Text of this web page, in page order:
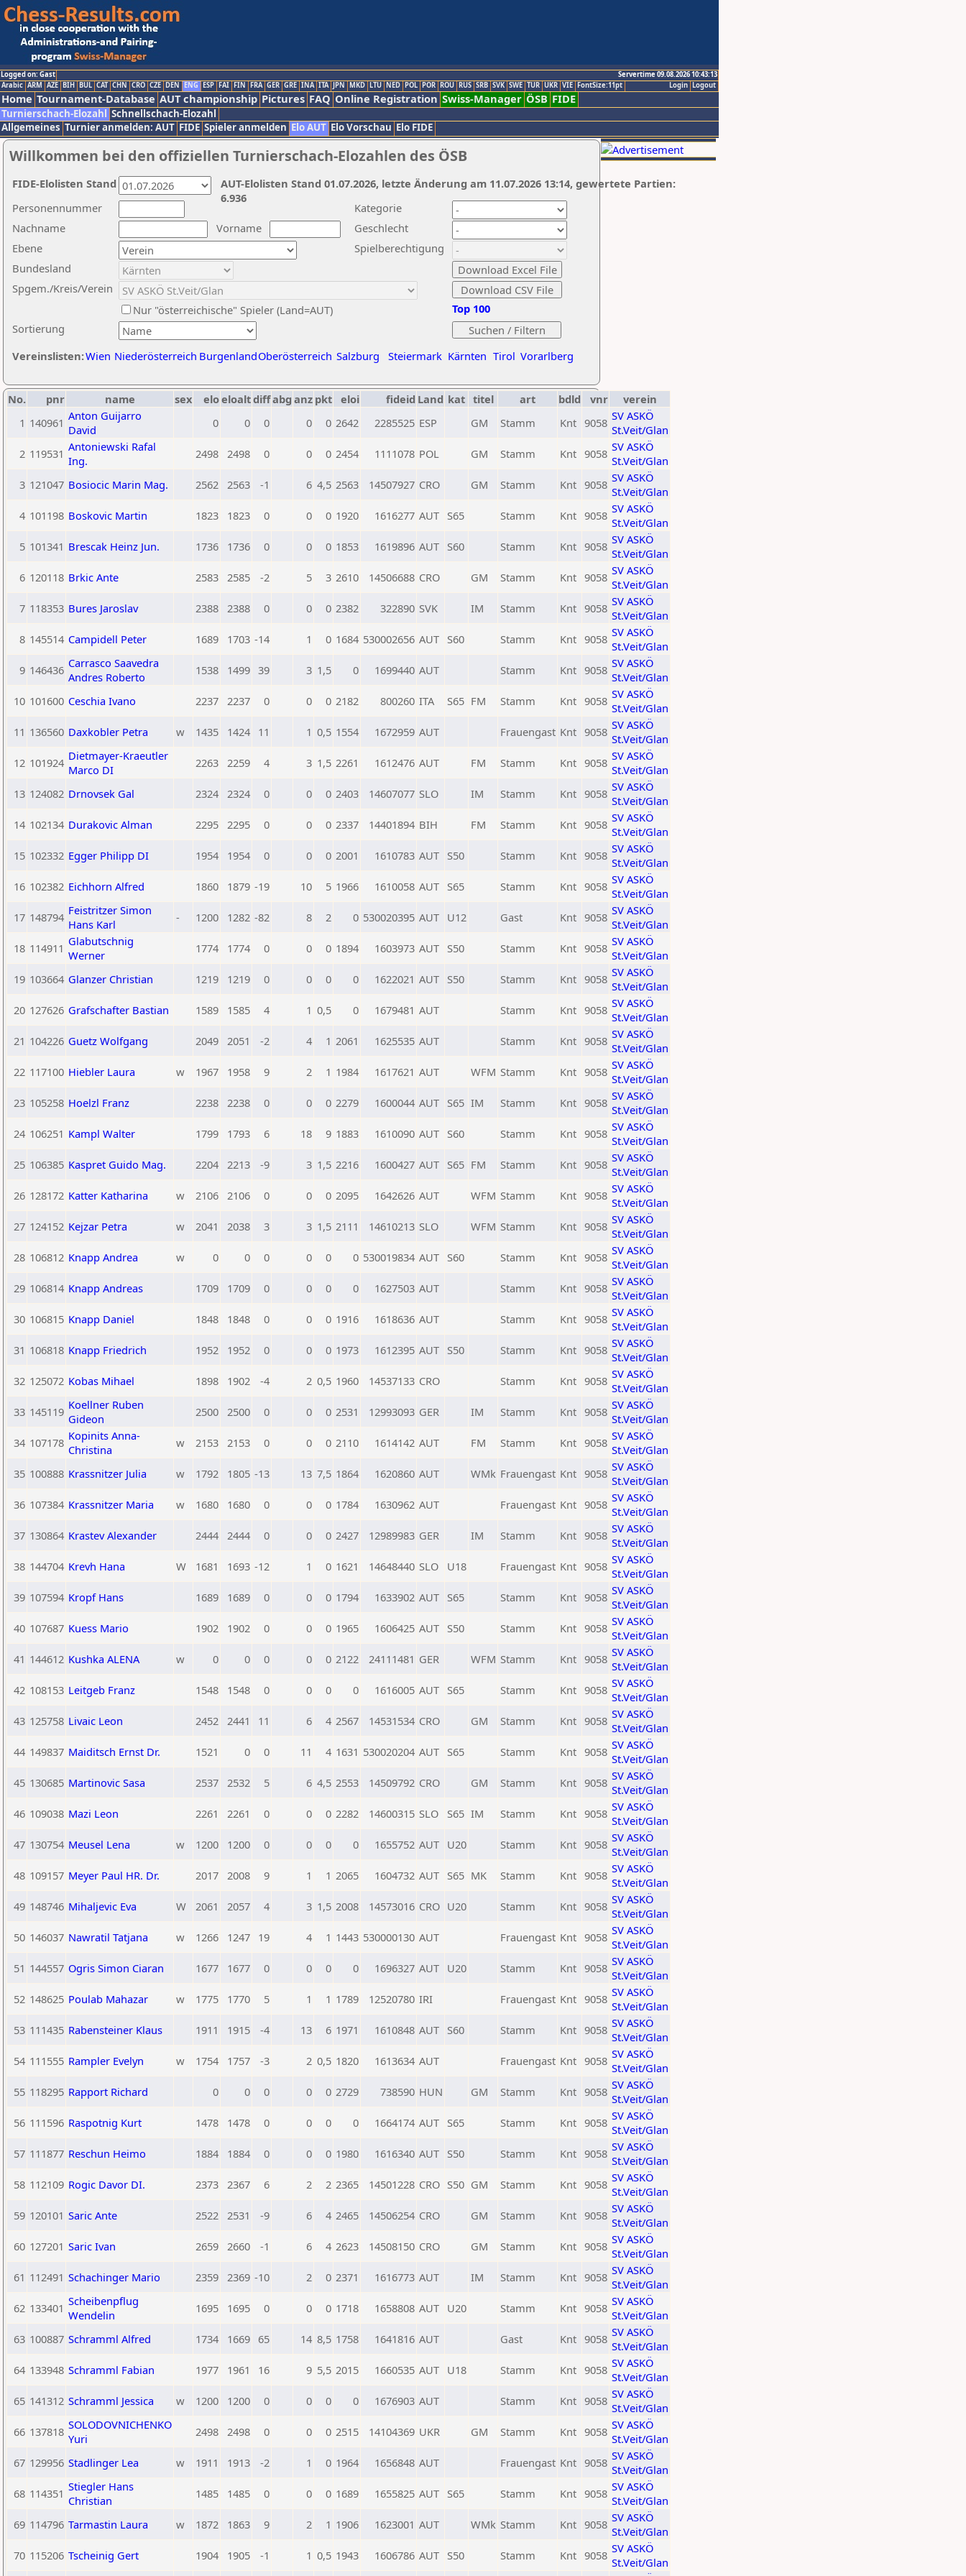
Logged on: Gast
Servertime 09.08.2026 10:43:13
Logout
Login
Arabic ARM AZE BIH BUL CAT CHN CRO CZE DEN ENG ESP FAI FIN FRA GER GRE INA ITA JPN MKD LTU NED POL POR ROU RUS SRB SVK SWE TUR UKR VIE FontSize:11pt
Home Tournament-Database AUT championship Pictures FAQ Online Registration Swiss-Manager ÖSB FIDE
Turnierschach-Elozahl Schnellschach-Elozahl
Allgemeines Turnier anmelden: AUT FIDE Spieler anmelden Elo AUT Elo Vorschau Elo FIDE
Willkommen bei den offiziellen Turnierschach-Elozahlen des ÖSB
Nachname
Vorname
Ebene
Kategorie
Sortierung
Personennummer
Bundesland
Spgem./Kreis/Verein
Geschlecht
Nur "österreichische" Spieler (Land=AUT)
Spielberechtigung
Vereinslisten:Wien Niederösterreich BurgenlandOberösterreich Salzburg Steiermark Kärnten Tirol Vorarlberg
Top 100
AUT-Elolisten Stand 01.07.2026, letzte Änderung am 11.07.2026 13:14, gewertete Partien:
6.936
FIDE-Elolisten Stand
No. pnr name sex eloeloaltdiffabg anz pkt eloi fideid Land kat titel art bdld vnr
verein
1 140961 Anton Guijarro
David
0 0 0 0 0 2642 2285525 ESP GM Stamm Knt 9058 SV ASKÖ
St.Veit/Glan
2 119531 Antoniewski Rafal
Ing.
2498 2498 0 0 0 2454 1111078 POL GM Stamm Knt 9058 SV ASKÖ
St.Veit/Glan
3 121047 Bosiocic Marin Mag. 2562 2563 -1 6 4,5 2563 14507927 CRO GM Stamm Knt 9058 SV ASKÖ
St.Veit/Glan
4 101198 Boskovic Martin 1823 1823 0 0 0 1920 1616277 AUT S65 Stamm Knt 9058 SV ASKÖ
St.Veit/Glan
5 101341 Brescak Heinz Jun. 1736 1736 0 0 0 1853 1619896 AUT S60 Stamm Knt 9058 SV ASKÖ
St.Veit/Glan
6 120118 Brkic Ante 2583 2585 -2 5 3 2610 14506688 CRO GM Stamm Knt 9058 SV ASKÖ
St.Veit/Glan
7 118353 Bures Jaroslav 2388 2388 0 0 0 2382 322890 SVK IM Stamm Knt 9058 SV ASKÖ
St.Veit/Glan
8 145514 Campidell Peter 1689 1703 -14 1 0 1684 530002656 AUT S60 Stamm Knt 9058 SV ASKÖ
St.Veit/Glan
9 146436 Carrasco Saavedra
Andres Roberto
1538 1499 39 3 1,5 0 1699440 AUT Stamm Knt 9058 SV ASKÖ
St.Veit/Glan
10 101600 Ceschia Ivano 2237 2237 0 0 0 2182 800260 ITA S65 FM Stamm Knt 9058 SV ASKÖ
St.Veit/Glan
11 136560 Daxkobler Petra w 1435 1424 11 1 0,5 1554 1672959 AUT Frauengast Knt 9058 SV ASKÖ
St.Veit/Glan
12 101924 Dietmayer-Kraeutler
Marco DI
2263 2259 4 3 1,5 2261 1612476 AUT FM Stamm Knt 9058 SV ASKÖ
St.Veit/Glan
13 124082 Drnovsek Gal 2324 2324 0 0 0 2403 14607077 SLO IM Stamm Knt 9058 SV ASKÖ
St.Veit/Glan
14 102134 Durakovic Alman 2295 2295 0 0 0 2337 14401894 BIH FM Stamm Knt 9058 SV ASKÖ
St.Veit/Glan
15 102332 Egger Philipp DI 1954 1954 0 0 0 2001 1610783 AUT S50 Stamm Knt 9058 SV ASKÖ
St.Veit/Glan
16 102382 Eichhorn Alfred 1860 1879 -19 10 5 1966 1610058 AUT S65 Stamm Knt 9058 SV ASKÖ
St.Veit/Glan
17 148794 Feistritzer Simon
Hans Karl
- 1200 1282 -82 8 2 0 530020395 AUT U12 Gast Knt 9058 SV ASKÖ
St.Veit/Glan
18 114911 Glabutschnig
Werner
1774 1774 0 0 0 1894 1603973 AUT S50 Stamm Knt 9058 SV ASKÖ
St.Veit/Glan
19 103664 Glanzer Christian 1219 1219 0 0 0 0 1622021 AUT S50 Stamm Knt 9058 SV ASKÖ
St.Veit/Glan
20 127626 Grafschafter Bastian 1589 1585 4 1 0,5 0 1679481 AUT Stamm Knt 9058 SV ASKÖ
St.Veit/Glan
21 104226 Guetz Wolfgang 2049 2051 -2 4 1 2061 1625535 AUT Stamm Knt 9058 SV ASKÖ
St.Veit/Glan
22 117100 Hiebler Laura w 1967 1958 9 2 1 1984 1617621 AUT WFM Stamm Knt 9058 SV ASKÖ
St.Veit/Glan
23 105258 Hoelzl Franz 2238 2238 0 0 0 2279 1600044 AUT S65 IM Stamm Knt 9058 SV ASKÖ
St.Veit/Glan
24 106251 Kampl Walter 1799 1793 6 18 9 1883 1610090 AUT S60 Stamm Knt 9058 SV ASKÖ
St.Veit/Glan
25 106385 Kaspret Guido Mag. 2204 2213 -9 3 1,5 2216 1600427 AUT S65 FM Stamm Knt 9058 SV ASKÖ
St.Veit/Glan
26 128172 Katter Katharina w 2106 2106 0 0 0 2095 1642626 AUT WFM Stamm Knt 9058 SV ASKÖ
St.Veit/Glan
27 124152 Kejzar Petra w 2041 2038 3 3 1,5 2111 14610213 SLO WFM Stamm Knt 9058 SV ASKÖ
St.Veit/Glan
28 106812 Knapp Andrea w 0 0 0 0 0 0 530019834 AUT S60 Stamm Knt 9058 SV ASKÖ
St.Veit/Glan
29 106814 Knapp Andreas 1709 1709 0 0 0 0 1627503 AUT Stamm Knt 9058 SV ASKÖ
St.Veit/Glan
30 106815 Knapp Daniel 1848 1848 0 0 0 1916 1618636 AUT Stamm Knt 9058 SV ASKÖ
St.Veit/Glan
31 106818 Knapp Friedrich 1952 1952 0 0 0 1973 1612395 AUT S50 Stamm Knt 9058 SV ASKÖ
St.Veit/Glan
32 125072 Kobas Mihael 1898 1902 -4 2 0,5 1960 14537133 CRO Stamm Knt 9058 SV ASKÖ
St.Veit/Glan
33 145119 Koellner Ruben
Gideon
2500 2500 0 0 0 2531 12993093 GER IM Stamm Knt 9058 SV ASKÖ
St.Veit/Glan
34 107178 Kopinits Anna-
Christina
w 2153 2153 0 0 0 2110 1614142 AUT FM Stamm Knt 9058 SV ASKÖ
St.Veit/Glan
35 100888 Krassnitzer Julia w 1792 1805 -13 13 7,5 1864 1620860 AUT WMk Frauengast Knt 9058 SV ASKÖ
St.Veit/Glan
36 107384 Krassnitzer Maria w 1680 1680 0 0 0 1784 1630962 AUT Frauengast Knt 9058 SV ASKÖ
St.Veit/Glan
37 130864 Krastev Alexander 2444 2444 0 0 0 2427 12989983 GER IM Stamm Knt 9058 SV ASKÖ
St.Veit/Glan
38 144704 Krevh Hana W 1681 1693 -12 1 0 1621 14648440 SLO U18 Frauengast Knt 9058 SV ASKÖ
St.Veit/Glan
39 107594 Kropf Hans 1689 1689 0 0 0 1794 1633902 AUT S65 Stamm Knt 9058 SV ASKÖ
St.Veit/Glan
40 107687 Kuess Mario 1902 1902 0 0 0 1965 1606425 AUT S50 Stamm Knt 9058 SV ASKÖ
St.Veit/Glan
41 144612 Kushka ALENA w 0 0 0 0 0 2122 24111481 GER WFM Stamm Knt 9058 SV ASKÖ
St.Veit/Glan
42 108153 Leitgeb Franz 1548 1548 0 0 0 0 1616005 AUT S65 Stamm Knt 9058 SV ASKÖ
St.Veit/Glan
43 125758 Livaic Leon 2452 2441 11 6 4 2567 14531534 CRO GM Stamm Knt 9058 SV ASKÖ
St.Veit/Glan
44 149837 Maiditsch Ernst Dr. 1521 0 0 11 4 1631 530020204 AUT S65 Stamm Knt 9058 SV ASKÖ
St.Veit/Glan
45 130685 Martinovic Sasa 2537 2532 5 6 4,5 2553 14509792 CRO GM Stamm Knt 9058 SV ASKÖ
St.Veit/Glan
46 109038 Mazi Leon 2261 2261 0 0 0 2282 14600315 SLO S65 IM Stamm Knt 9058 SV ASKÖ
St.Veit/Glan
47 130754 Meusel Lena w 1200 1200 0 0 0 0 1655752 AUT U20 Stamm Knt 9058 SV ASKÖ
St.Veit/Glan
48 109157 Meyer Paul HR. Dr. 2017 2008 9 1 1 2065 1604732 AUT S65 MK Stamm Knt 9058 SV ASKÖ
St.Veit/Glan
49 148746 Mihaljevic Eva W 2061 2057 4 3 1,5 2008 14573016 CRO U20 Stamm Knt 9058 SV ASKÖ
St.Veit/Glan
50 146037 Nawratil Tatjana w 1266 1247 19 4 1 1443 530000130 AUT Frauengast Knt 9058 SV ASKÖ
St.Veit/Glan
51 144557 Ogris Simon Ciaran 1677 1677 0 0 0 0 1696327 AUT U20 Stamm Knt 9058 SV ASKÖ
St.Veit/Glan
52 148625 Poulab Mahazar w 1775 1770 5 1 1 1789 12520780 IRI Frauengast Knt 9058 SV ASKÖ
St.Veit/Glan
53 111435 Rabensteiner Klaus 1911 1915 -4 13 6 1971 1610848 AUT S60 Stamm Knt 9058 SV ASKÖ
St.Veit/Glan
54 111555 Rampler Evelyn w 1754 1757 -3 2 0,5 1820 1613634 AUT Frauengast Knt 9058 SV ASKÖ
St.Veit/Glan
55 118295 Rapport Richard 0 0 0 0 0 2729 738590 HUN GM Stamm Knt 9058 SV ASKÖ
St.Veit/Glan
56 111596 Raspotnig Kurt 1478 1478 0 0 0 0 1664174 AUT S65 Stamm Knt 9058 SV ASKÖ
St.Veit/Glan
57 111877 Reschun Heimo 1884 1884 0 0 0 1980 1616340 AUT S50 Stamm Knt 9058 SV ASKÖ
St.Veit/Glan
58 112109 Rogic Davor DI. 2373 2367 6 2 2 2365 14501228 CRO S50 GM Stamm Knt 9058 SV ASKÖ
St.Veit/Glan
59 120101 Saric Ante 2522 2531 -9 6 4 2465 14506254 CRO GM Stamm Knt 9058 SV ASKÖ
St.Veit/Glan
60 127201 Saric Ivan 2659 2660 -1 6 4 2623 14508150 CRO GM Stamm Knt 9058 SV ASKÖ
St.Veit/Glan
61 112491 Schachinger Mario 2359 2369 -10 2 0 2371 1616773 AUT IM Stamm Knt 9058 SV ASKÖ
St.Veit/Glan
62 133401 Scheibenpflug
Wendelin
1695 1695 0 0 0 1718 1658808 AUT U20 Stamm Knt 9058 SV ASKÖ
St.Veit/Glan
63 100887 Schramml Alfred 1734 1669 65 14 8,5 1758 1641816 AUT Gast Knt 9058 SV ASKÖ
St.Veit/Glan
64 133948 Schramml Fabian 1977 1961 16 9 5,5 2015 1660535 AUT U18 Stamm Knt 9058 SV ASKÖ
St.Veit/Glan
65 141312 Schramml Jessica w 1200 1200 0 0 0 0 1676903 AUT Stamm Knt 9058 SV ASKÖ
St.Veit/Glan
66 137818 SOLODOVNICHENKO
Yuri
2498 2498 0 0 0 2515 14104369 UKR GM Stamm Knt 9058 SV ASKÖ
St.Veit/Glan
67 129956 Stadlinger Lea w 1911 1913 -2 1 0 1964 1656848 AUT Frauengast Knt 9058 SV ASKÖ
St.Veit/Glan
68 114351 Stiegler Hans
Christian
1485 1485 0 0 0 1689 1655825 AUT S65 Stamm Knt 9058 SV ASKÖ
St.Veit/Glan
69 114796 Tarmastin Laura w 1872 1863 9 2 1 1906 1623001 AUT WMk Stamm Knt 9058 SV ASKÖ
St.Veit/Glan
70 115206 Tscheinig Gert 1904 1905 -1 1 0,5 1943 1606786 AUT S50 Stamm Knt 9058 SV ASKÖ
St.Veit/Glan